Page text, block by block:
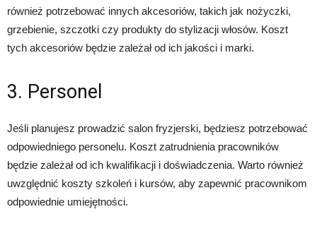
również potrzebować innych akcesoriów, takich jak nożyczki,
grzebienie, szczotki czy produkty do stylizacji włosów. Koszt
tych akcesoriów będzie zależał od ich jakości i marki.
3. Personel
Jeśli planujesz prowadzić salon fryzjerski, będziesz potrzebować
odpowiedniego personelu. Koszt zatrudnienia pracowników
będzie zależał od ich kwalifikacji i doświadczenia. Warto również
uwzględnić koszty szkoleń i kursów, aby zapewnić pracownikom
odpowiednie umiejętności.